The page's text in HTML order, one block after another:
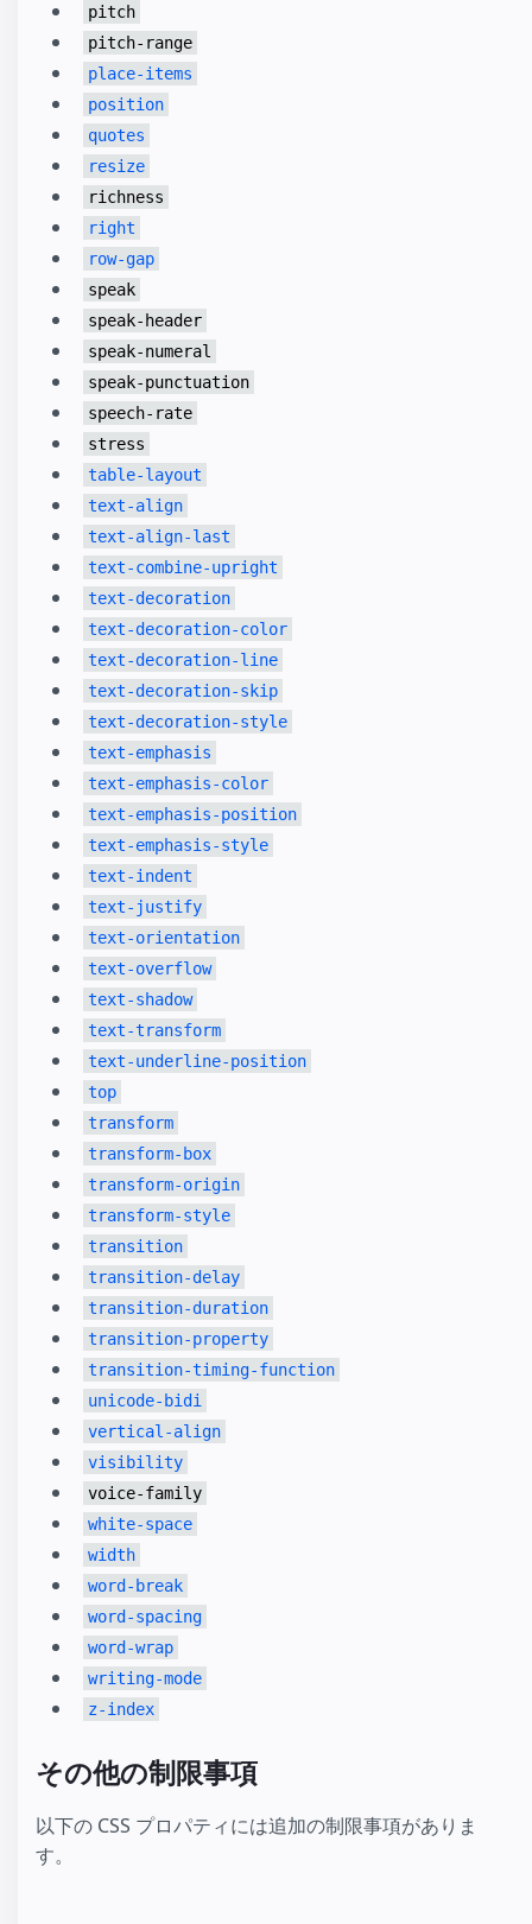
pitch
pitch-range
place-items
position
quotes
resize
richness
right
row-gap
speak
speak-header
speak-numeral
speak-punctuation
speech-rate
stress
table-layout
text-align
text-align-last
text-combine-upright
text-decoration
text-decoration-color
text-decoration-line
text-decoration-skip
text-decoration-style
text-emphasis
text-emphasis-color
text-emphasis-position
text-emphasis-style
text-indent
text-justify
text-orientation
text-overflow
text-shadow
text-transform
text-underline-position
top
transform
transform-box
transform-origin
transform-style
transition
transition-delay
transition-duration
transition-property
transition-timing-function
unicode-bidi
vertical-align
visibility
voice-family
white-space
width
word-break
word-spacing
word-wrap
writing-mode
z-index
その他の制限事項
以下の CSS プロパティには追加の制限事項がありま
す。